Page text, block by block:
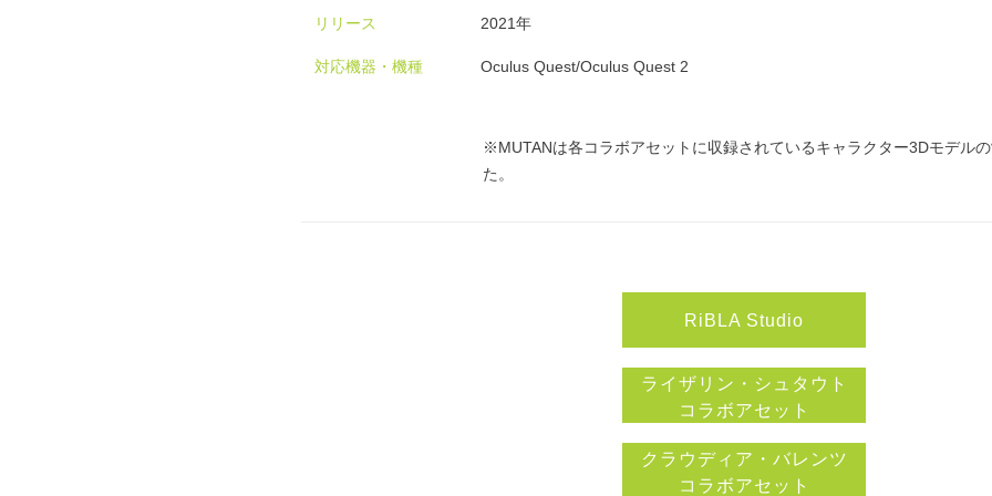
リリース 2021年
対応機器・機種 Oculus Quest/Oculus Quest 2
※MUTANは各コラボアセットに収録されているキャラクター3Dモデル
た。
RiBLA Studio
ライザリン・シュタウト
コラボアセット
クラウディア・バレンツ
コラボアセット